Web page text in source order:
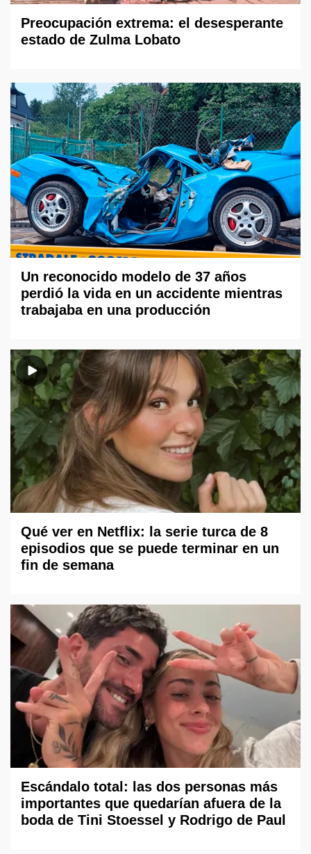
Preocupación extrema: el desesperante
estado de Zulma Lobato
Un reconocido modelo de 37 años
perdió la vida en un accidente mientras
trabajaba en una producción
Qué ver en Netflix: la serie turca de 8
episodios que se puede terminar en un
fin de semana
Escándalo total: las dos personas más
importantes que quedarían afuera de la
boda de Tini Stoessel y Rodrigo de Paul